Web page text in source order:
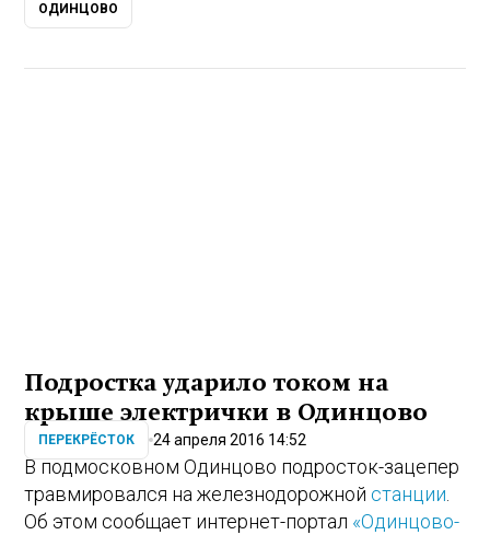
ОДИНЦОВО
Подростка ударило током на
крыше электрички в Одинцово
ПЕРЕКРЁСТОК 24 апреля 2016 14:52
В подмосковном Одинцово подросток-зацепер
травмировался на железнодорожной станции
Об этом сообщает интернет-портал «Одинцово-